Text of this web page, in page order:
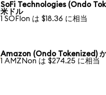
SoFi Technologies (Ondo
米ドル
1 SOFIon は $18.36 に相当
Amazon (Ondo Tokenized)
1 AMZNon は $274.25 に相当